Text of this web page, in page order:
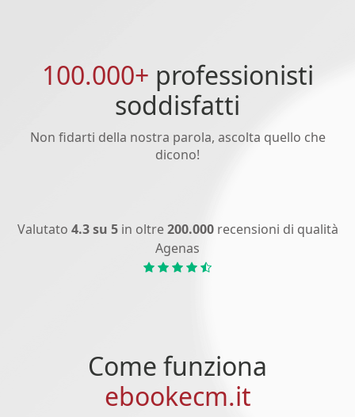
100.000+ professionisti
soddisfatti
Non fidarti della nostra parola, ascolta quello che
dicono!
Valutato 4.3 su 5in oltre200.000recensioni di qualità
Agenas
Come funziona
ebookecm.it